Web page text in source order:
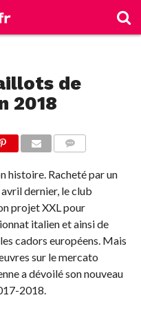
de
2018
histoire. Racheté par un
dernier, le club
projet XXL pour
italien et ainsi de
cadors européens. Mais
sur le mercato
a dévoilé son nouveau
2018.